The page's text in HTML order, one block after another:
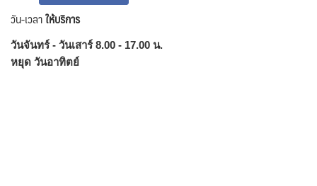
วัน-เวลาให้บริการ
วันจันทร์ - วันเสาร์ 8.00 - 17.00 น.
หยุด วันอาทิตย์